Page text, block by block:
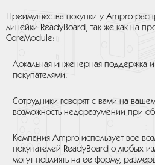
Преимущества покупки у Ampro
линейки ReadyBoard, так же как на
CoreModule:
Локальная инженерная поддержка
покупателями.
Сотрудники говорят с вами на
возможность недоразумений при
Компания Ampro использует все
покупателей ReadyBoard о любых
могут повлиять на ее форму,